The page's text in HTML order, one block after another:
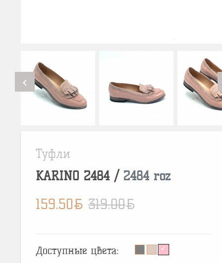
chevron_left
Туфли
KARINO 2484 / 2484 roz
159.50BYN 319.00BYN
Доступные цвета: